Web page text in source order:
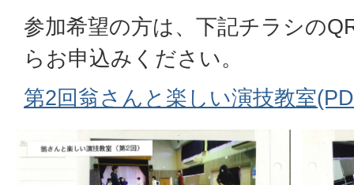
参加希望の方は、下記チラシの
らお申込みください。
第2回翁さんと楽しい演技教室